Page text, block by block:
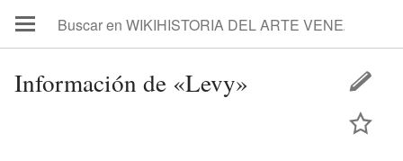
Información de «Levy»